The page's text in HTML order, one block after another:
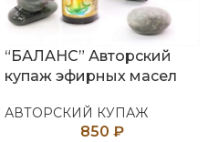
“БАЛАНС” Авторский
купаж эфирных масел
АВТОРСКИЙ КУПАЖ
850 ₽